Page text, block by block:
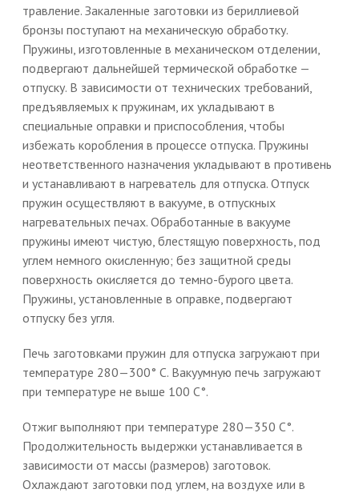
травление. Закаленные заготовки из бериллиевой
бронзы поступают на механическую обработку.
Пружины, изготовленные в механическом отделении,
подвергают дальнейшей термической обработке —
отпуску. В зависимости от технических требований,
предъявляемых к пружинам, их укладывают в
специальные оправки и приспособления, чтобы
избежать коробления в процессе отпуска. Пружины
неответственного назначения укладывают в противень
и устанавливают в нагреватель для отпуска. Отпуск
пружин осуществляют в вакууме, в отпускных
нагревательных печах. Обработанные в вакууме
пружины имеют чистую, блестящую поверхность, под
углем немного окисленную; без защитной среды
поверхность окисляется до темно-бурого цвета.
Пружины, установленные в оправке, подвергают
отпуску без угля.
Печь заготовками пружин для отпуска загружают при
температуре 280—300° С. Вакуумную печь загружают
при температуре не выше 100 С°.
Отжиг выполняют при температуре 280—350 С°.
Продолжительность выдержки устанавливается в
зависимости от массы (размеров) заготовок.
Охлаждают заготовки под углем, на воздухе или в